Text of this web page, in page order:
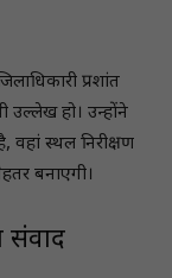
प्रशांत
हो। उन्होंने
वहां स्थल निरीक्षण
बनाएगी।
संवाद